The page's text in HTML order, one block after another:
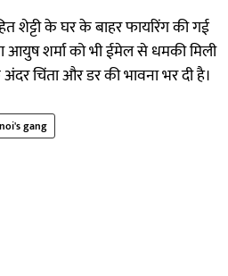
शेट्टी के घर के बाहर फायरिंग की गई
आयुष शर्मा को भी ईमेल से धमकी मिली
चिंता और डर की भावना भर दी है।
gang